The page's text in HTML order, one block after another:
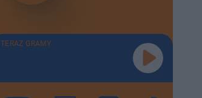
TERAZ GRAMY